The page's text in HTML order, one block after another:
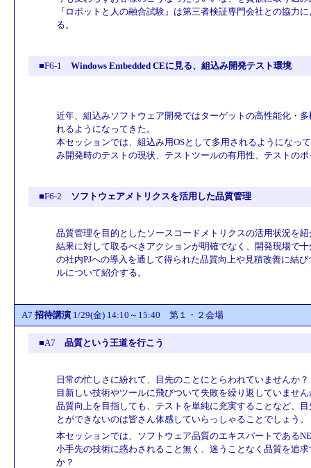
『ロボットと人の融合試験』は第三者検証専門会社との協力
る。
■F6-1 Windows Embedded CEに見る、組込み開発テスト環境
近年、組込みソフトウェア開発ではターゲットの高性能化・
れるようになってきた。
本セッションでは、組込み用OSとして多用されるようになっ
み開発時のテストの現状、テストツールの有用性、テストの
■F6-2 ソフトウェアメトリクスを活用した品質管理
品質管理を目的としたソースコードメトリクスの活用状況を
結果に対して取るべきアクションが明確でなく、開発現場で
の社内PJへの導入を通して得られた品質向上や見積改善に結
ルについて紹介する。
A7 招待講演 1/29(金) 14:10～15:40 第１・２会場
■A7 品質という王道を行こう
日常の忙しさに紛れて、目先のことにとらわれていませんか？
目新しい技術やツールに飛びついて失敗を繰り返していません
品質向上を目指しても、テストを単純に充実することなど、
とができないのは皆さん体感していらっしゃることでしょう。
本セッションでは、ソフトウェア品質のエキスパートである
小手先の技術に惑わされること無く、迷うことなく品質を追
か？